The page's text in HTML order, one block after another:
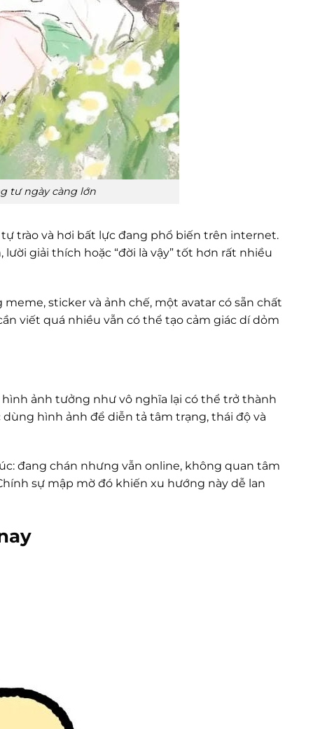
tư ngày càng lớn
trào và hơi bất lực đang phổ biến trên internet.
giải thích hoặc “đời là vậy” tốt hơn rất nhiều
sticker và ảnh chế, một avatar có sẵn chất
viết quá nhiều vẫn có thể tạo cảm giác dí dỏm
ảnh tưởng như vô nghĩa lại có thể trở thành
hình ảnh để diễn tả tâm trạng, thái độ và
đang chán nhưng vẫn online, không quan tâm
sự mập mờ đó khiến xu hướng này dễ lan